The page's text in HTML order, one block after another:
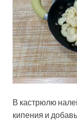
В кастрюлю
кипения и